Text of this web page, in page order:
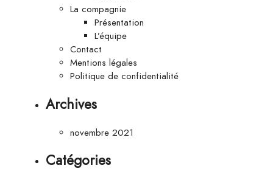
La compagnie
Présentation
L’équipe
Contact
Mentions légales
Politique de confidentialité
Archives
novembre 2021
Catégories